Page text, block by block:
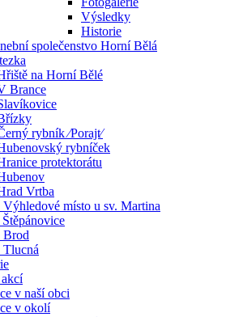
Výsledky
Historie
společenstvo Horní Bělá
na Horní Bělé
Brance
rybník ⁄Porajt⁄
rybníček
protektorátu
Vrtba
Výhledové místo u sv. Martina
Štěpánovice
Brod
Tlucná
v naší obci
v okolí